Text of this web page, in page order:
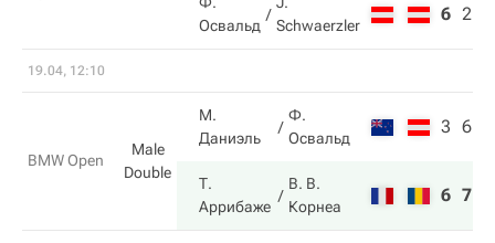
Освальд
Schwaerzler
6 2
19.04, 12:10
BMW Open
Male
Double
М.
Даниэль
Ф.
Освальд
3 6
Т.
Аррибаже
В. В.
Корнеа
6 7